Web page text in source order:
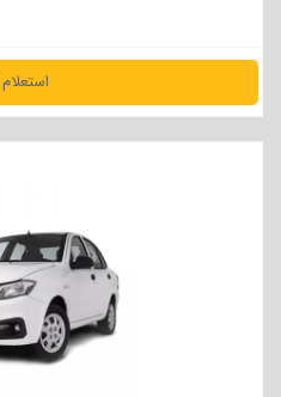
استعلام
مشاهده